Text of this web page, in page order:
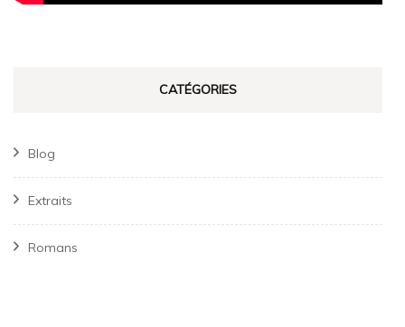
CATÉGORIES
Blog
Extraits
Romans